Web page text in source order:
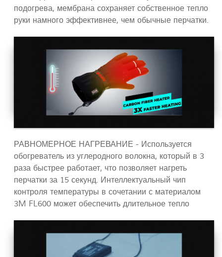
подогрева, мембрана сохраняет собственное тепло
руки намного эффективнее, чем обычные перчатки.
РАВНОМЕРНОЕ НАГРЕВАНИЕ - Используется
обогреватель из углеродного волокна, который в 3
раза быстрее работает, что позволяет нагреть
перчатки за 15 секунд. Интеллектуальный чип
контроля температуры в сочетании с материалом
3M FL600 может обеспечить длительное тепло